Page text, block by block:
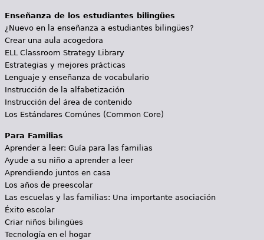
Enseñanza de los estudiantes bilingües
¿Nuevo en la enseñanza a estudiantes bilingües?
Crear una aula acogedora
ELL Classroom Strategy Library
Estrategias y mejores prácticas
Lenguaje y enseñanza de vocabulario
Instrucción de la alfabetización
Instrucción del área de contenido
Los Estándares Comúnes (Common Core)
Para Familias
Aprender a leer: Guía para las familias
Ayude a su niño a aprender a leer
Aprendiendo juntos en casa
Los años de preescolar
Las escuelas y las familias: Una importante asociación
Éxito escolar
Criar niños bilingües
Tecnología en el hogar